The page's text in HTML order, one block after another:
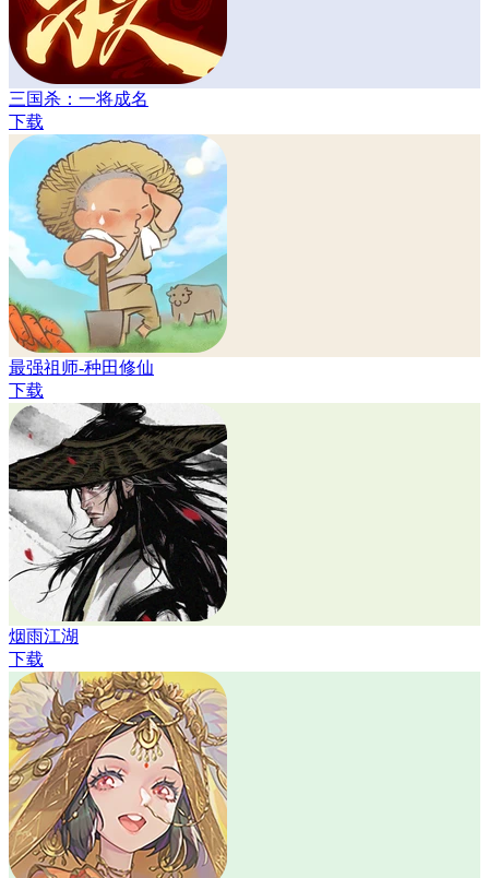
三国杀：一将成名
下载
最强祖师-种田修仙
下载
烟雨江湖
下载